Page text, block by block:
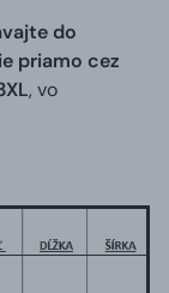
do
priamo cez
, vo